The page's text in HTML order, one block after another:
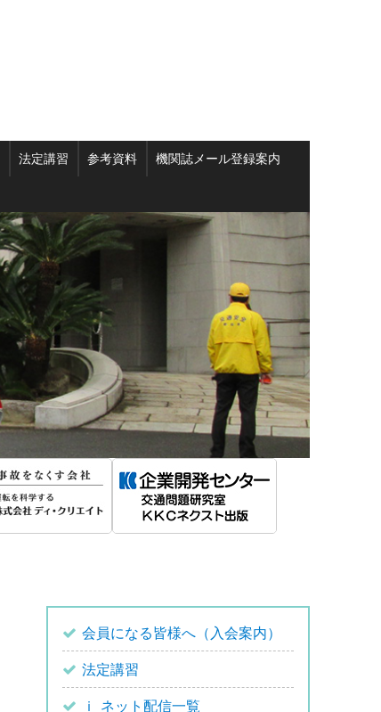
法定講習 参考資料 機関誌メール登録案内
会員になる皆様へ（入会案内）
法定講習
ｉ ネット配信一覧